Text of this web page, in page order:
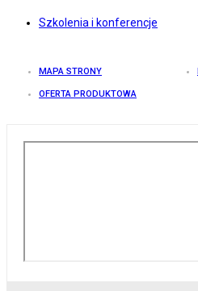
Szkolenia i konferencje
MAPA STRONY
OFERTA PRODUKTOWA